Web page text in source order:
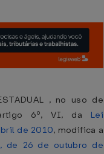
, no uso de
6º, VI, da Lei
de 2010, modifica a
de 26 de outubro de